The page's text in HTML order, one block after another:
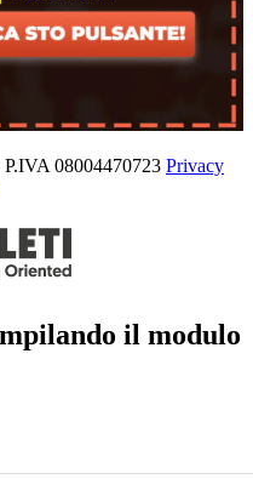
08004470723 Privacy
il modulo